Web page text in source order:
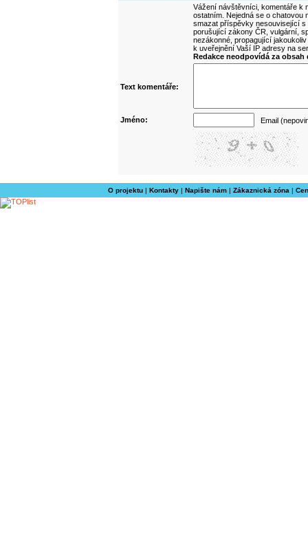
Vážení návštěvníci, komentáře k
ostatním. Nejedná se o
smazat příspěvky nesouvisející
porušující zákony ČR, vulgární,
nezákonné, propagující
k uveřejnění Vaší IP adresy na
Redakce neodpovídá za
Text komentáře:
Jméno: Email
O projektu| Kontakty| Napište nám| Zákaznická zóna |